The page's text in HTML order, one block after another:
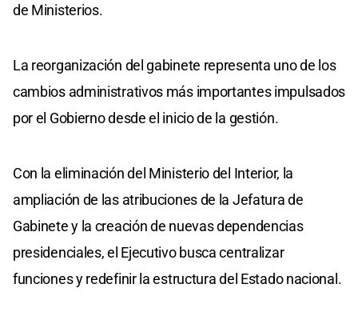
de Ministerios.
La reorganización del gabinete representa uno de los
cambios administrativos más importantes impulsados
por el Gobierno desde el inicio de la gestión.
Con la eliminación del Ministerio del Interior, la
ampliación de las atribuciones de la Jefatura de
Gabinete y la creación de nuevas dependencias
presidenciales, el Ejecutivo busca centralizar
funciones y redefinir la estructura del Estado nacional.